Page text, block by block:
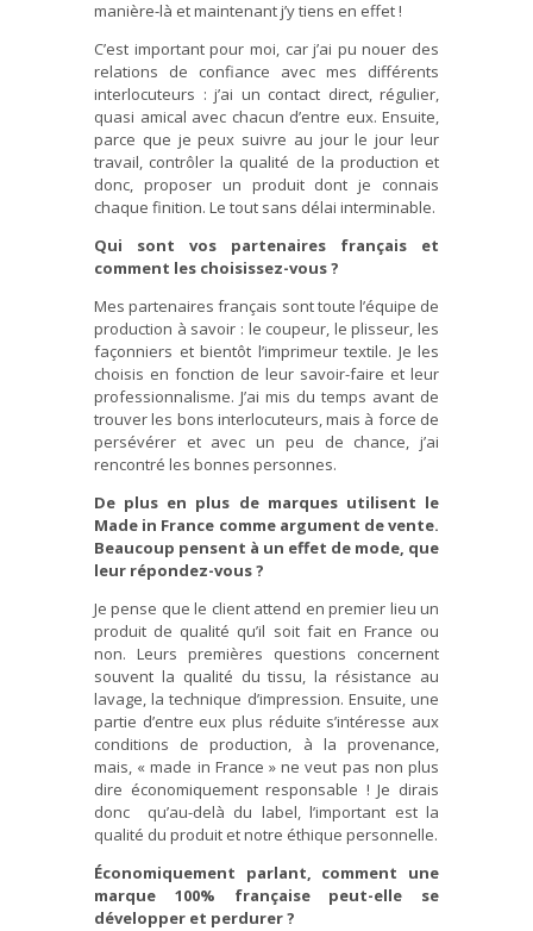
manière-là et maintenant j’y tiens en effet !
C’est important pour moi, car j’ai pu nouer des
relations de confiance avec mes différents
interlocuteurs : j’ai un contact direct, régulier,
quasi amical avec chacun d’entre eux. Ensuite,
parce que je peux suivre au jour le jour leur
travail, contrôler la qualité de la production et
donc, proposer un produit dont je connais
chaque finition. Le tout sans délai interminable.
Qui sont vos partenaires français et
comment les choisissez-vous ?
Mes partenaires français sont toute l’équipe de
production à savoir : le coupeur, le plisseur, les
façonniers et bientôt l’imprimeur textile. Je les
choisis en fonction de leur savoir-faire et leur
professionnalisme. J’ai mis du temps avant de
trouver les bons interlocuteurs, mais à force de
persévérer et avec un peu de chance, j’ai
rencontré les bonnes personnes.
De plus en plus de marques utilisent le
Made in France comme argument de vente.
Beaucoup pensent à un effet de mode, que
leur répondez-vous ?
Je pense que le client attend en premier lieu un
produit de qualité qu’il soit fait en France ou
non. Leurs premières questions concernent
souvent la qualité du tissu, la résistance au
lavage, la technique d’impression. Ensuite, une
partie d’entre eux plus réduite s’intéresse aux
conditions de production, à la provenance,
mais, « made in France » ne veut pas non plus
dire économiquement responsable ! Je dirais
donc qu’au-delà du label, l’important est la
qualité du produit et notre éthique personnelle.
Économiquement parlant, comment une
marque 100% française peut-elle se
développer et perdurer ?